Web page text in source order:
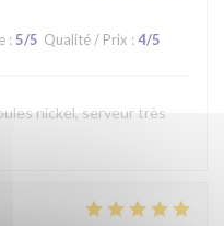
: 5/5 Qualité / Prix : 4/5
nickel, serveur très